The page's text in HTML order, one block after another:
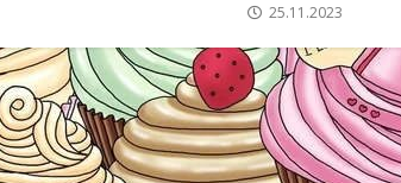
25.11.2023